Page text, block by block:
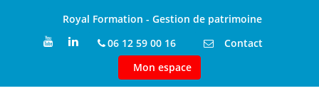
Royal Formation - Gestion de patrimoine
06 12 59 00 16
Contact
Mon espace